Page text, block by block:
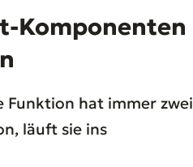
Komponenten
Funktion hat immer zwei
läuft sie ins